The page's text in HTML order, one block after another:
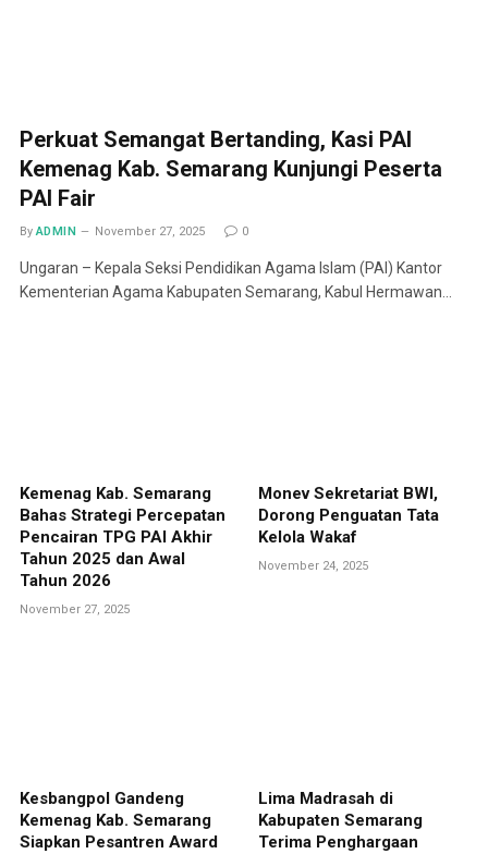
Perkuat Semangat Bertanding, Kasi PAI
Kemenag Kab. Semarang Kunjungi Peserta
PAI Fair
By ADMIN November 27, 2025 0
Ungaran – Kepala Seksi Pendidikan Agama Islam (PAI) Kantor
Kementerian Agama Kabupaten Semarang, Kabul Hermawan…
Kemenag Kab. Semarang
Bahas Strategi Percepatan
Pencairan TPG PAI Akhir
Tahun 2025 dan Awal
Tahun 2026
November 27, 2025
Monev Sekretariat BWI,
Dorong Penguatan Tata
Kelola Wakaf
November 24, 2025
Kesbangpol Gandeng
Kemenag Kab. Semarang
Siapkan Pesantren Award
Lima Madrasah di
Kabupaten Semarang
Terima Penghargaan